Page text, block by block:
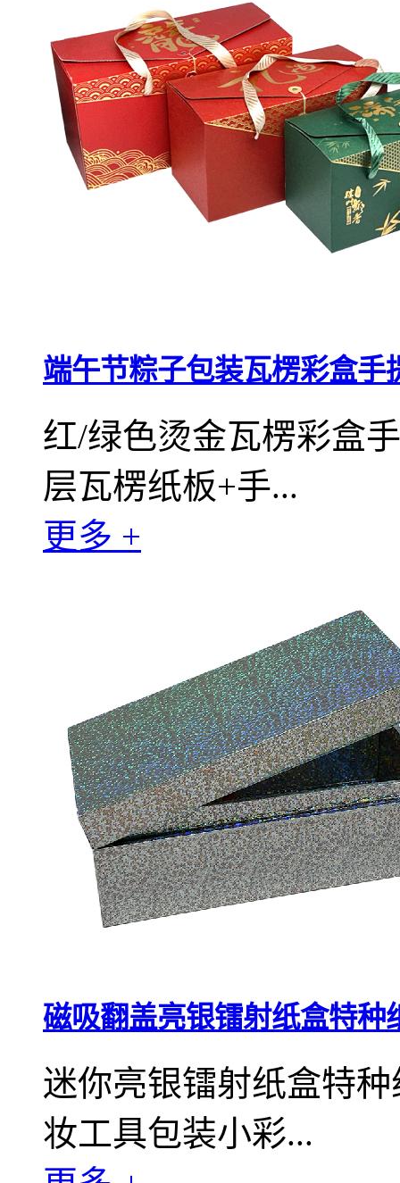
端午节粽子包装瓦楞彩盒手
红/绿色烫金瓦楞彩盒
层瓦楞纸板+手...
更多 +
磁吸翻盖亮银镭射纸盒特种
迷你亮银镭射纸盒特
妆工具包装小彩...